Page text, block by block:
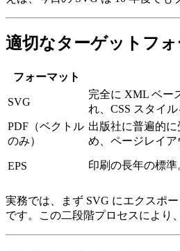
適切なターゲットフ
フォーマット
SVG
完全に XML ベー
れ、CSS スタイル
PDF （ベクトル
のみ）
出版社に普遍的
め、ページレイア
EPS 印刷の長年の標準
実務では、 まず SVG にエクスポ
です。この二段階プロセスにより